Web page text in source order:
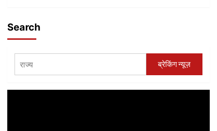
Search
ब्रेकिंग न्यूज़